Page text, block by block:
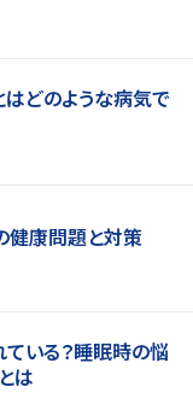
はどのような病気で
健康問題と対策
いる？睡眠時の悩
は